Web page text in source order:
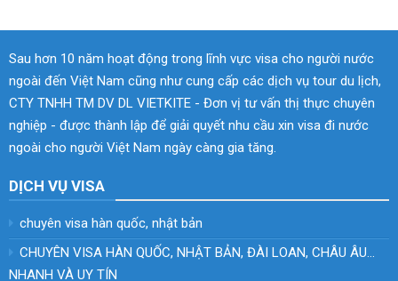
Sau hơn 10 năm hoạt động trong lĩnh vực visa cho người nước
ngoài đến Việt Nam cũng như cung cấp các dịch vụ tour du lịch,
CTY TNHH TM DV DL VIETKITE - Đơn vị tư vấn thị thực chuyên
nghiệp - được thành lập để giải quyết nhu cầu xin visa đi nước
ngoài cho người Việt Nam ngày càng gia tăng.
DỊCH VỤ VISA
chuyên visa hàn quốc, nhật bản
CHUYÊN VISA HÀN QUỐC, NHẬT BẢN, ĐÀI LOAN, CHÂU ÂU…
NHANH VÀ UY TÍN